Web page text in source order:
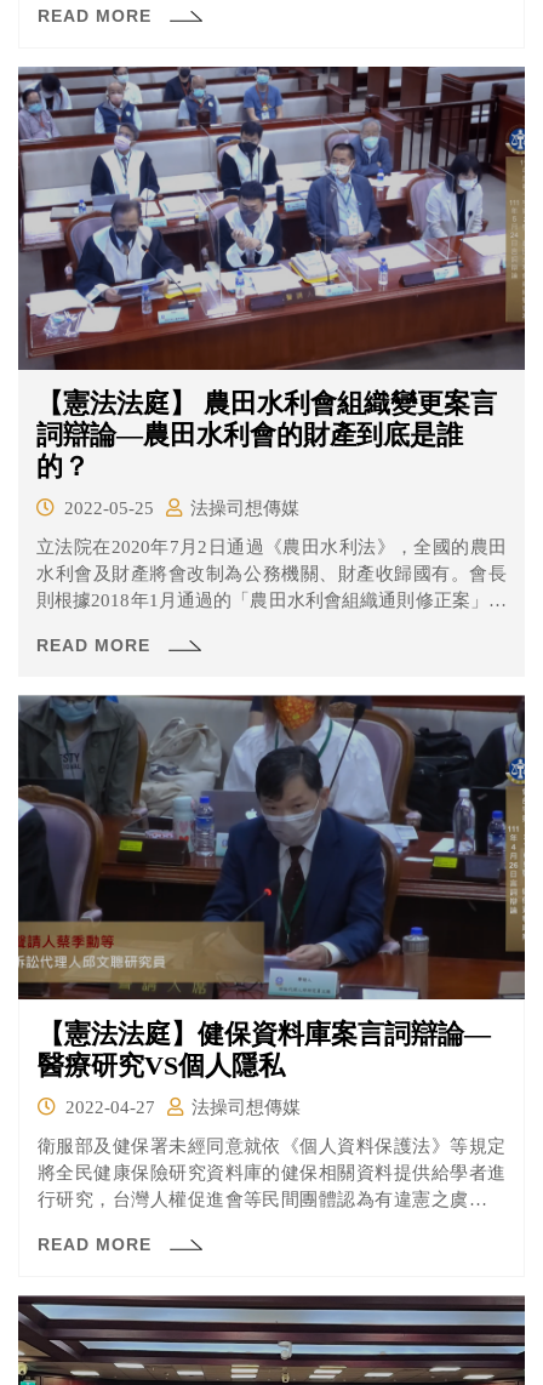
身分法》有違憲疑義，於109年聲請大法官解釋。
READ MORE
【憲法法庭】 農田水利會組織變更案言
詞辯論—農田水利會的財產到底是誰
的？
2022-05-25
法操司想傳媒
立法院在2020年7月2日通過《農田水利法》，全國的農田
水利會及財產將會改制為公務機關、財產收歸國有。會長
則根據2018年1月通過的「農田水利會組織通則修正案」規
不滿，國民黨立委費鴻泰等38人認為農田水利會改制有違
了什麼呢？一起來看看！
READ MORE
【憲法法庭】健保資料庫案言詞辯論—
醫療研究VS個人隱私
2022-04-27
法操司想傳媒
衛服部及健保署未經同意就依《個人資料保護法》等規定
將全民健康保險研究資料庫的健保相關資料提供給學者進
行研究，台灣人權促進會等民間團體認為有違憲之虞，並
法庭除了聲請人與相關機關兩造外，也邀請許多專家學者
來看看大家都說了什麼吧！
READ MORE